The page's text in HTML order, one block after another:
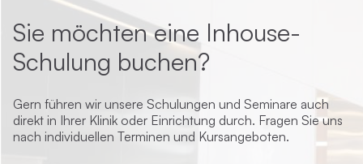
Sie möchten eine Inhouse-
Schulung buchen?
Gern führen wir unsere Schulungen und Seminare auch
direkt in Ihrer Klinik oder Einrichtung durch. Fragen Sie uns
nach individuellen Terminen und Kursangeboten.